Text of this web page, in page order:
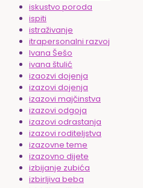
iskustvo poroda
ispiti
istraživanje
itrapersonalni razvoj
Ivana Šešo
ivana štulić
izaozvi dojenja
izazovi dojenja
izazovi majčinstva
izazovi odgoja
izazovi odrastanja
izazovi roditeljstva
izazovne teme
izazovno dijete
izbijanje zubića
izbirljiva beba